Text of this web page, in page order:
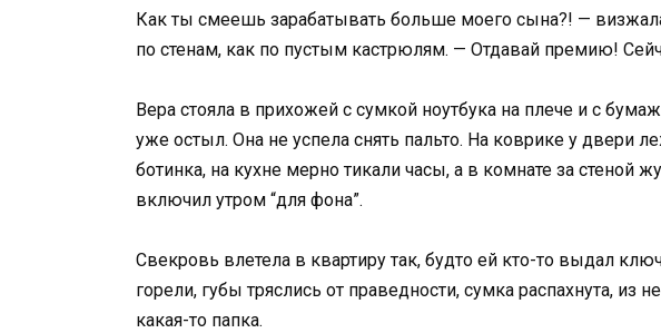
Как ты смеешь зарабатывать больше моего сына?! —
по стенам, как по пустым кастрюлям. — Отдавай премию!
Вера стояла в прихожей с сумкой ноутбука на плече и с
уже остыл. Она не успела снять пальто. На коврике у двери
ботинка, на кухне мерно тикали часы, а в комнате за стеной
включил утром “для фона”.
Свекровь влетела в квартиру так, будто ей кто-то выдал
горели, губы тряслись от праведности, сумка распахнута, из
какая-то папка.